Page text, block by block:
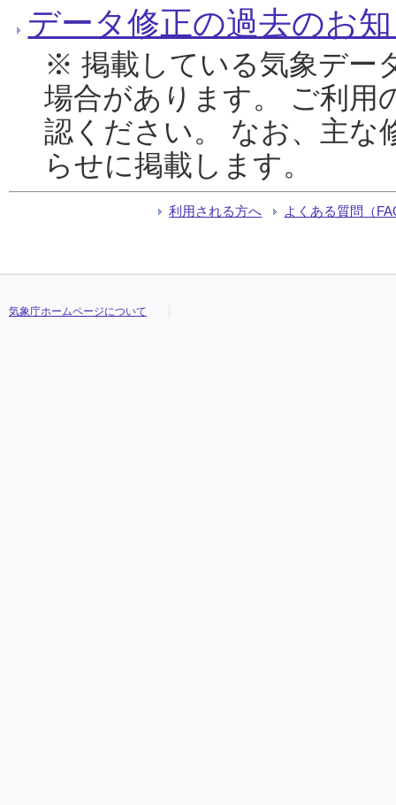
データ修正の過去のお
※ 掲載している気象デー
場合があります。 ご利用
認ください。 なお、主な
らせに掲載します。
利用される方へ よくある質問（
気象庁ホームページについて